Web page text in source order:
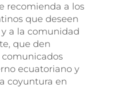
recomienda a los
que deseen
a la comunidad
que den
ecuatoriano y
coyuntura en